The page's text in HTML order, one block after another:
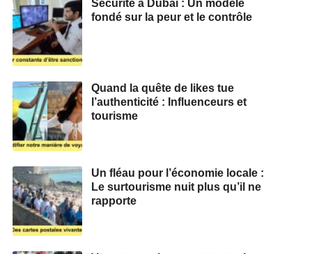
Sécurité à Dubaï : Un modèle
fondé sur la peur et le contrôle
Quand la quête de likes tue
l’authenticité : Influenceurs et
tourisme
Un fléau pour l’économie locale :
Le surtourisme nuit plus qu’il ne
rapporte